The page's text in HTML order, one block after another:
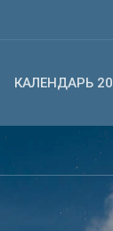
КАЛЕНДАРЬ